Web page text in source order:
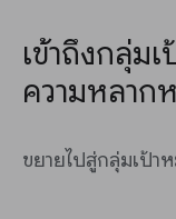
เข้าถึงกลุ่ม
ความหลาก
ขยายไปสู่กลุ่มเป้า